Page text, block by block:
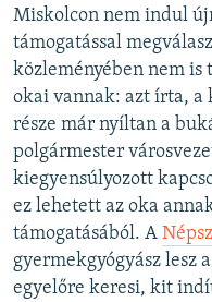
Miskolcon nem indul
támogatással
közleményében nem
okai vannak: azt írta, a
része már nyíltan a
polgármester
kiegyensúlyozott
ez lehetett az oka
támogatásából. A
gyermekgyógyász lesz
egyelőre keresi, kit